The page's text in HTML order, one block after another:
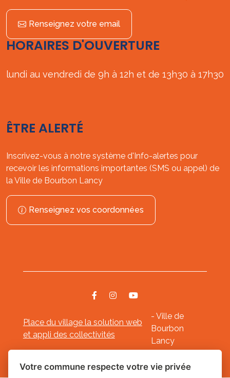
Renseignez votre email
HORAIRES D'OUVERTURE
lundi au vendredi de 9h à 12h et de 13h30 à 17h30
ÊTRE ALERTÉ
Inscrivez-vous à notre système d'Info-alertes pour
recevoir les informations importantes (SMS ou appel) de
la Ville de Bourbon Lancy
Renseignez vos coordonnées
Place du village la solution web
et appli des collectivités
- Ville de
Bourbon
Lancy
Mentions légales-- Gestion des cookies
Votre commune respecte votre vie privée